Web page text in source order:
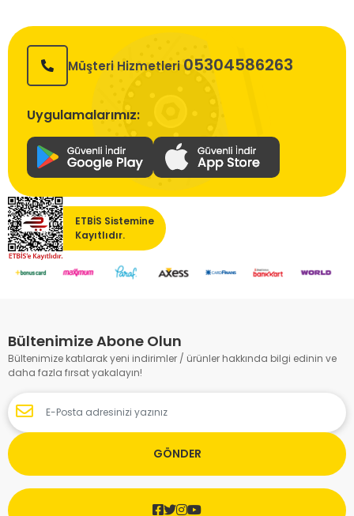
Müşteri Hizmetleri 05304586263
Uygulamalarımız:
ETBİS Sistemine
Kayıtlıdır.
Bültenimize Abone Olun
Bültenimize katılarak yeni indirimler / ürünler hakkında bilgi edinin ve
daha fazla fırsat yakalayın!
GÖNDER